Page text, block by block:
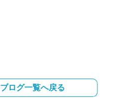
ブログ一覧へ戻る